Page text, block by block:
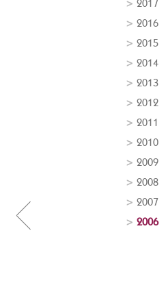
2017
2016
2015
2014
2013
2012
2011
2010
2009
2008
2007
2006